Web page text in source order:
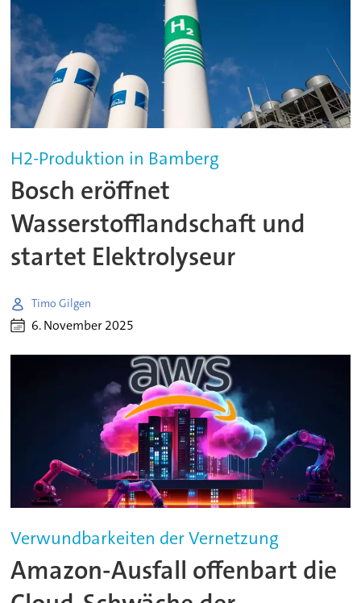
H2-Produktion in Bamberg
Bosch eröffnet
Wasserstofflandschaft und
startet Elektrolyseur
Timo Gilgen
6. November 2025
Verwundbarkeiten der Vernetzung
Amazon-Ausfall offenbart die